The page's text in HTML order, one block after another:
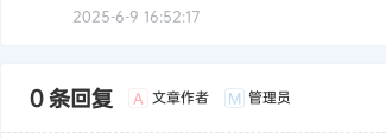
2025-6-9 16:52:17
0 条回复 A 文章作者 M 管理员